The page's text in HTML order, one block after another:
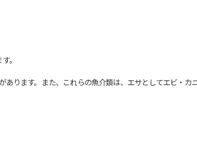
。
ます。また、これらの魚介類は、エサとしてエビ・カ